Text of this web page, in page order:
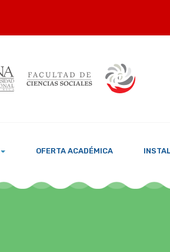
OFERTA ACADÉMICA